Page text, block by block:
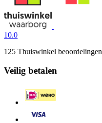
10.0
125 Thuiswinkel beoordelingen
Veilig betalen